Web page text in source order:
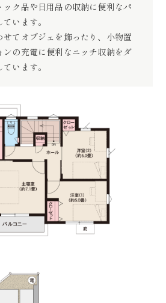
ック品や日用品の収納に便利なパ
います。
せてオブジェを飾ったり、小物置
ンの充電に便利なニッチ収納をダ
います。